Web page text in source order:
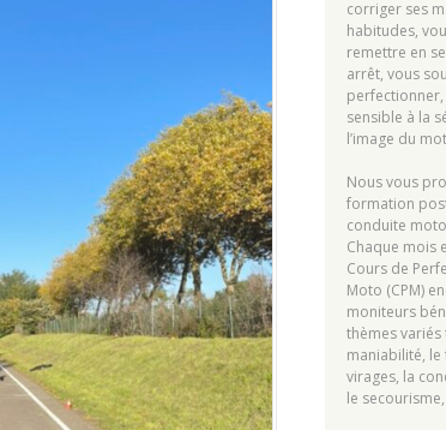
corriger ses
habitudes,
remettre en
arrêt, vous
sensible à la
l’image du
Nous vous
formation
conduite
Chaque mois
Cours de
Moto (CPM)
moniteurs
thèmes variés
maniabilité, le
virages, la
le